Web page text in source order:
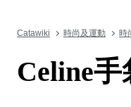
Catawiki 時尚及運動 時
Celine